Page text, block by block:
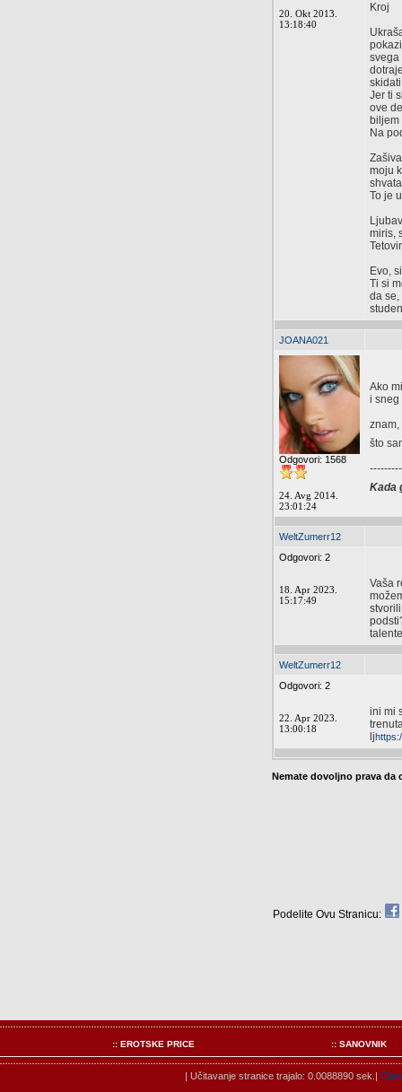
20. Okt 2013.
13:18:40
Kroj
svega
Jer ti
ove
biljem
Na
moju
To je
miris,
Evo,
Ti si
da
JOANA021
Odgovori: 1568
24. Avg 2014.
23:01:24
Ako
i sneg
što
Kada
WeltZumerr12
Odgovori: 2
18. Apr 2023.
15:17:49
Vaša
WeltZumerr12
Odgovori: 2
22. Apr 2023.
13:00:18
ini mi
lj
Nemate dovoljno prava
Podelite Ovu Stranicu:
:: EROTSKE PRICE :: SANOVNIK
| Učitavanje stranice trajalo: 0.0088890 sek.|